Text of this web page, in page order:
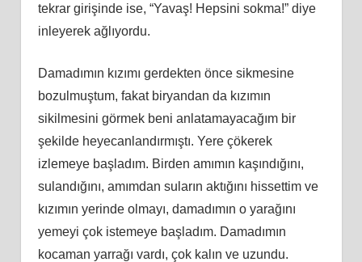
tekrar girişinde ise, “Yavaş! Hepsini sokma!” diye
inleyerek ağlıyordu.
Damadımın kızımı gerdekten önce sikmesine
bozulmuştum, fakat biryandan da kızımın
sikilmesini görmek beni anlatamayacağım bir
şekilde heyecanlandırmıştı. Yere çökerek
izlemeye başladım. Birden amımın kaşındığını,
sulandığını, amımdan suların aktığını hissettim ve
kızımın yerinde olmayı, damadımın o yarağını
yemeyi çok istemeye başladım. Damadımın
kocaman yarrağı vardı, çok kalın ve uzundu.